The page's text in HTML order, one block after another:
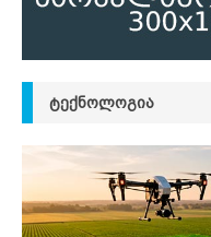
ᲢᲔᲥᲜᲝᲚᲝᲒᲘᲐ